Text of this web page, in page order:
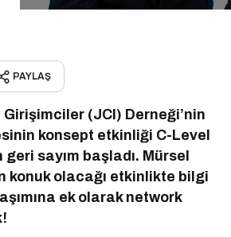
PAYLAŞ
(JCI) Derneği’nin
konsept etkinliği C-Level
sayım başladı. Mürsel
konuk olacağı etkinlikte bilgi
ek olarak network